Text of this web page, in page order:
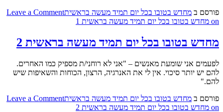
פורסם ב מחדש בטובו בכל יום תמיד מעשה בראשיתLeave a Comment
on מחדש בטובו בכל יום תמיד מעשה בראשית 1
מחדש בטובו בכל יום תמיד מעשה בראשית 2
לפעמים אני שומעת מאנשים – "אני לא רוחני/ת מספיק כמו האחרים.
להם יש יותר סיכוי. אין לי את האנרגיה, הרצון, הכוחות והשאיפות שיש
להם."
פורסם ב מחדש בטובו בכל יום תמיד מעשה בראשיתLeave a Comment
on מחדש בטובו בכל יום תמיד מעשה בראשית 2